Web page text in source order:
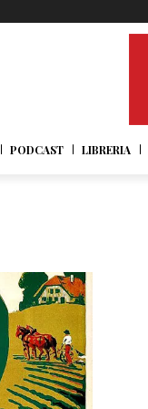
PODCAST LIBRERIA